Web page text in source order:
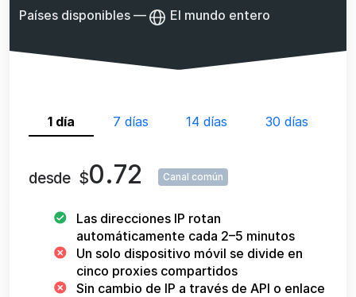
Países disponibles — El mundo entero
1 día 7 días 14 días 30 días
desde $0.72 Canal común
Las direcciones IP rotan
automáticamente cada 2–5 minutos
Un solo dispositivo móvil se divide en
cinco proxies compartidos
Sin cambio de IP a través de API o enlace